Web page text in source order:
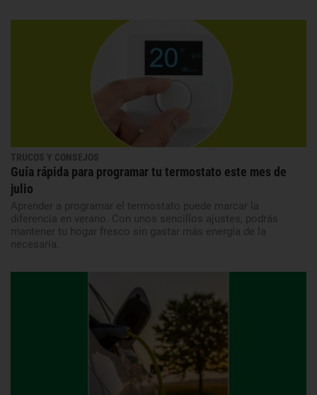
TRUCOS Y CONSEJOS
Guía rápida para programar tu termostato este mes de
julio
Aprender a programar el termostato puede marcar la
diferencia en verano. Con unos sencillos ajustes, podrás
mantener tu hogar fresco sin gastar más energía de la
necesaria.